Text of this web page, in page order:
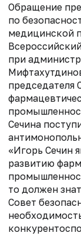
Обращение
по
медицинской
при
председателя
Сечина
«Игорь Сечин
развитию
то должен
Совет